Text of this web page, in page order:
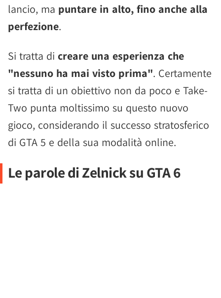
lancio, ma puntare in alto, fino anche alla
perfezione.
Si tratta di creare una esperienza che
"nessuno ha mai visto prima". Certamente
si tratta di un obiettivo non da poco e Take-
Two punta moltissimo su questo nuovo
gioco, considerando il successo stratosferico
di GTA 5 e della sua modalità online.
Le parole di Zelnick su GTA 6